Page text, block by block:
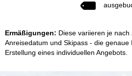
Ermäßigungen: Diese variieren je nach
Anreisedatum und Skipass - die genaue
Erstellung eines individuellen Angebots.